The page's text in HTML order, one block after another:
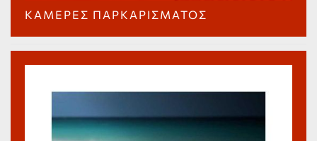
ΚΆΜΕΡΕΣ ΠΑΡΚΑΡΊΣΜΑΤΟΣ